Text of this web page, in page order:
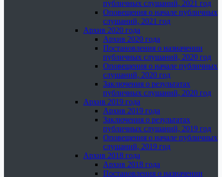
публичных слушаний, 2021 год
Оповещения о начале публичных
слушаний, 2021 год
Архив 2020 года
Архив 2020 года
Постановления о назначении
публичных слушаний, 2020 год
Оповещения о начале публичных
слушаний, 2020 год
Заключения о результатах
публичных слушаний, 2020 год
Архив 2019 года
Архив 2019 года
Заключения о результатах
публичных слушаний, 2019 год
Оповещения о начале публичных
слушаний, 2019 год
Архив 2018 года
Архив 2018 года
Постановления о назначении